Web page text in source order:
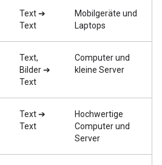
Text ➔
Text
Mobilgeräte und
Laptops
Text,
Bilder ➔
Text
Computer und
kleine Server
Text ➔
Text
Hochwertige
Computer und
Server